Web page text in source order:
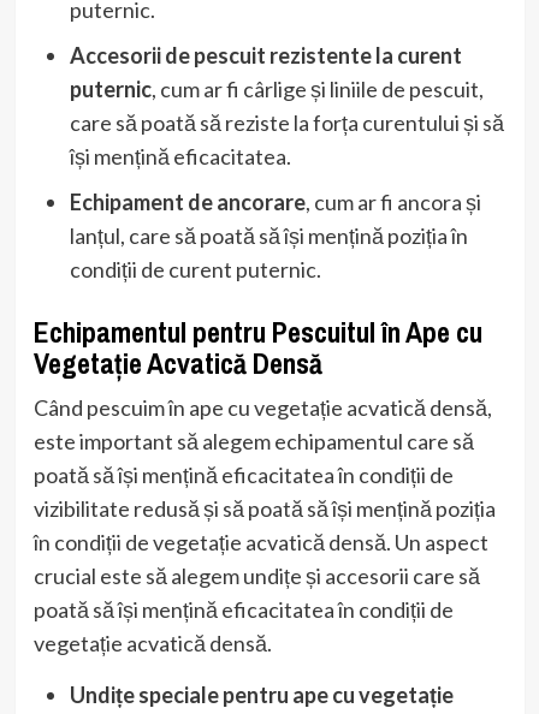
puternic.
Accesorii de pescuit rezistente la curent
puternic, cum ar fi cârlige și liniile de pescuit,
care să poată să reziste la forța curentului și să
își mențină eficacitatea.
Echipament de ancorare, cum ar fi ancora și
lanțul, care să poată să își mențină poziția în
condiții de curent puternic.
Echipamentul pentru Pescuitul în Ape cu
Vegetație Acvatică Densă
Când pescuim în ape cu vegetație acvatică densă,
este important să alegem echipamentul care să
poată să își mențină eficacitatea în condiții de
vizibilitate redusă și să poată să își mențină poziția
în condiții de vegetație acvatică densă. Un aspect
crucial este să alegem undițe și accesorii care să
poată să își mențină eficacitatea în condiții de
vegetație acvatică densă.
Undițe speciale pentru ape cu vegetație